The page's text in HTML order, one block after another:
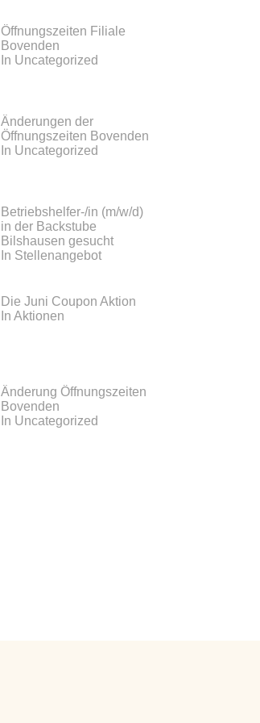
Öffnungszeiten Filiale
Bovenden
In Uncategorized
Änderungen der
Öffnungszeiten Bovenden
In Uncategorized
Betriebshelfer-/in (m/w/d)
in der Backstube
Bilshausen gesucht
In Stellenangebot
Die Juni Coupon Aktion
In Aktionen
Änderung Öffnungszeiten
Bovenden
In Uncategorized